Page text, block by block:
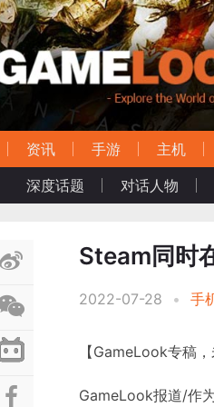
资讯 手游 主机
深度话题
对话人物
Steam同时
2022-07-28 • 手
【GameLook专稿
GameLook报道/作